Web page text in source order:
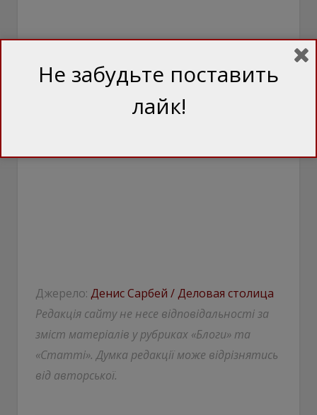
Джерело: Денис Сарбей / Деловая столица
Редакція сайту не несе відповідальності за
зміст матеріалів у рубриках «Блоги» та
«Статті». Думка редакції може відрізнятись
від авторської.
Не забудьте поставить
лайк!